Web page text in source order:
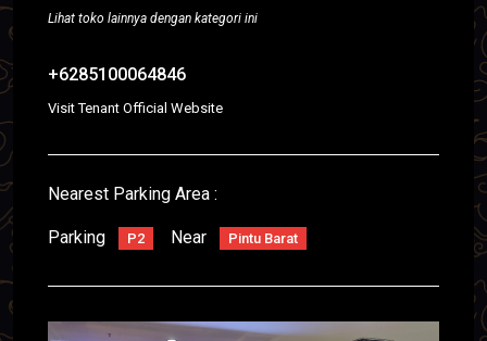
Lihat toko lainnya dengan kategori ini
+6285100064846
Visit Tenant Official Website
Nearest Parking Area :
Parking P2 Near Pintu Barat